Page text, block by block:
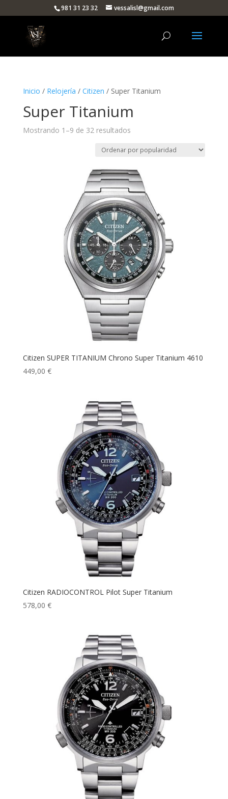
981 31 23 32 vessalisl@gmail.com
Inicio / Relojería / Citizen / Super Titanium
Super Titanium
Mostrando 1–9 de 32 resultadosOrdenado
popularidad
Citizen SUPER TITANIUM Chrono Super Titanium 4610
449,00 €
Citizen RADIOCONTROL Pilot Super Titanium
578,00 €